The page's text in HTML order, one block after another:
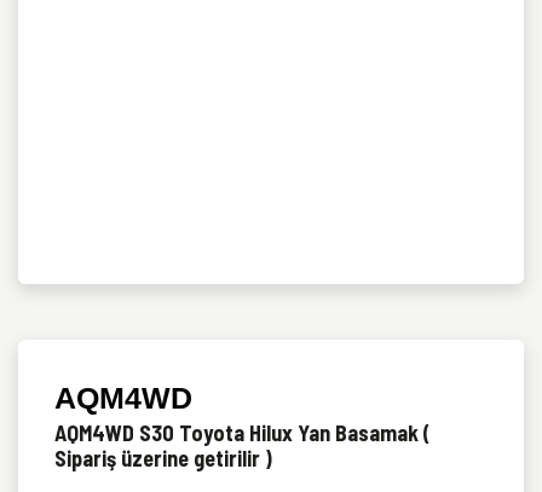
AQM4WD
AQM4WD S30 Toyota Hilux Yan Basamak (
Sipariş üzerine getirilir )